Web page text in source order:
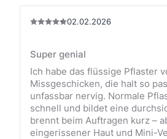
02.02.2026
Super genial
Ich habe das flüssige Pflaster
Missgeschicken, die halt so
unfassbar nervig. Normale
schnell und bildet eine
brennt beim Auftragen kurz –
eingerissener Haut und Mini-